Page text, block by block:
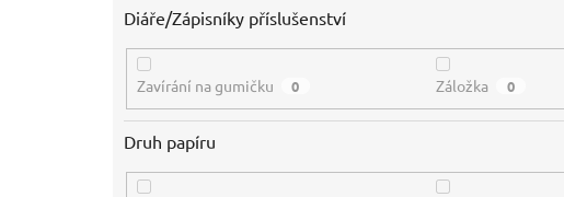
Diáře/Zápisníky příslušenství
Zavírání na gumičku 0 Záložka 0
Druh papíru